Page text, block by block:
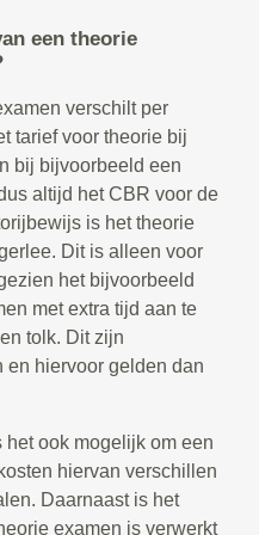
een theorie
verschilt per
tarief voor theorie bij
bij bijvoorbeeld een
altijd het CBR voor de
is het theorie
Dit is alleen voor
het bijvoorbeeld
met extra tijd aan te
tolk. Dit zijn
hiervoor gelden dan
ook mogelijk om een
hiervan verschillen
Daarnaast is het
examen is verwerkt